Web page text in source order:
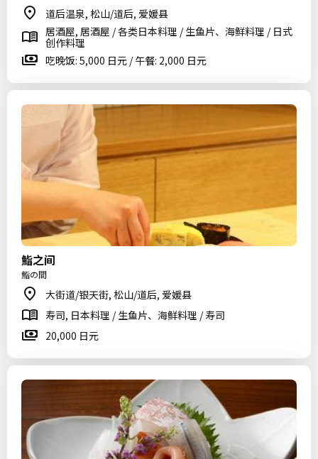
道后温泉, 松山/道后, 爱媛县
居酒屋, 居酒屋 / 各类日本料理 / 生鱼片、海鲜料理 / 日式
创作料理
吃晚饭: 5,000 日元 / 午餐: 2,000 日元
鮨之间
鮨の間
大街道/银天街, 松山/道后, 爱媛县
寿司, 日本料理 / 生鱼片、海鲜料理 / 寿司
20,000 日元